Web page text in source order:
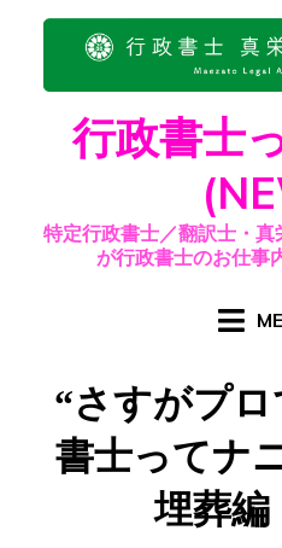
行政書士
特定行政書士／翻訳士・
が行政書士のお仕事
“さすがプ
書士ってナ
埋葬